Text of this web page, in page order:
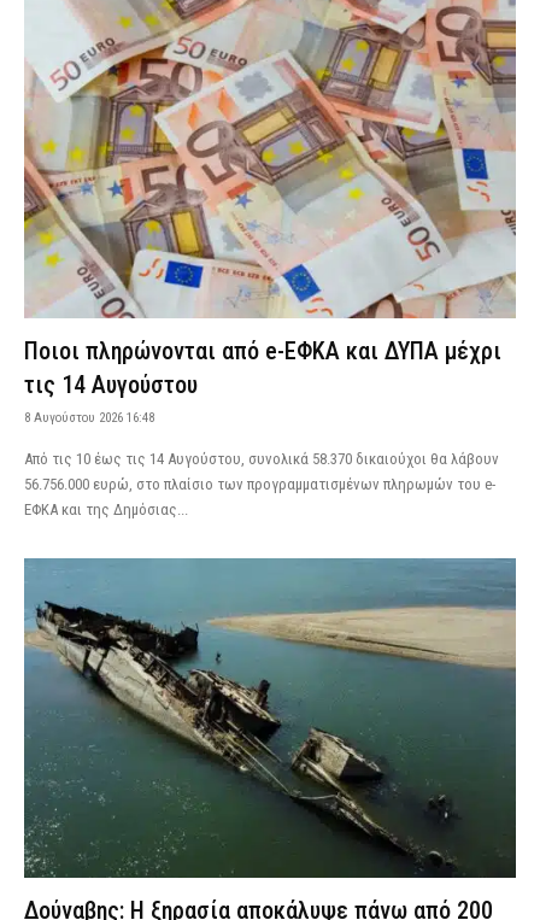
Ποιοι πληρώνονται από e-ΕΦΚΑ και ΔΥΠΑ μέχρι
τις 14 Αυγούστου
8 Αυγούστου 2026 16:48
Από τις 10 έως τις 14 Αυγούστου, συνολικά 58.370 δικαιούχοι θα λάβουν
56.756.000 ευρώ, στο πλαίσιο των προγραμματισμένων πληρωμών του e-
ΕΦΚΑ και της Δημόσιας...
Δούναβης: Η ξηρασία αποκάλυψε πάνω από 200